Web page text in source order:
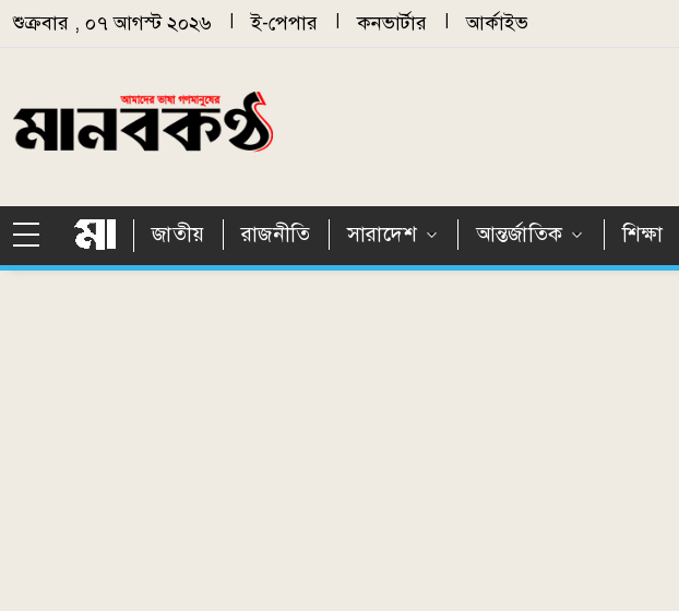
Skip to main content
শুক্রবার , ০৭ আগস্ট ২০২৬ ই-পেপার কনভার্টার আর্কাইভ
জাতীয় রাজনীতি সারাদেশ আন্তর্জাতিক শিক্ষা